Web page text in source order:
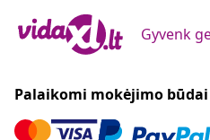
Gyvenk
Palaikomi mokėjimo būdai